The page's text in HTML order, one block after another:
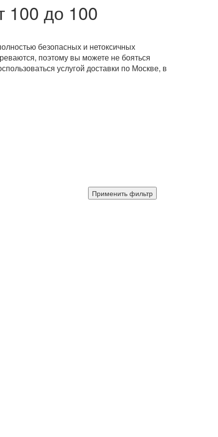
100 до 100
безопасных и нетоксичных
поэтому вы можете не бояться
услугой доставки по Москве, в
Применить фильтр